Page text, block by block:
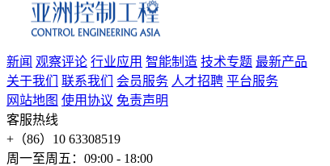
新闻 观察评论 行业应用 智能制造 技术专题 最新产品
关于我们
联系我们 会员服务 人才招聘 平台服务
网站地图 使用协议 免责声明
客服热线
+（86）10 63308519
周一至周五：09:00 - 18:00